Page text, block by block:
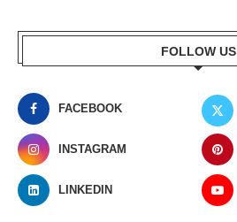
FOLLOW US
FACEBOOK
INSTAGRAM
LINKEDIN